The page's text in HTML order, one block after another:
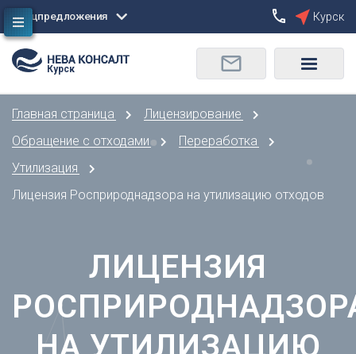
Сбросить
Москва
Санкт-Петербург
Астрахань
Б
В
Владивосток
Владикавказ
О
Орел
Оренбург
Пенза
Ростов-на-Дону
Рязань
С
Самара
Саранск
Спецпредложения Курск
Курск
Главная страница
Лицензирование
Обращение с отходами
Переработка
Утилизация
Лицензия Росприроднадзора на утилизацию отходов
ЛИЦЕНЗИЯ
НА УТИЛИЗАЦИЮ